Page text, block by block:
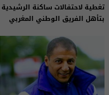
تغطية لاحتفالات ساكنة الرشيدية
بتأهل الفريق الوطني المغربي